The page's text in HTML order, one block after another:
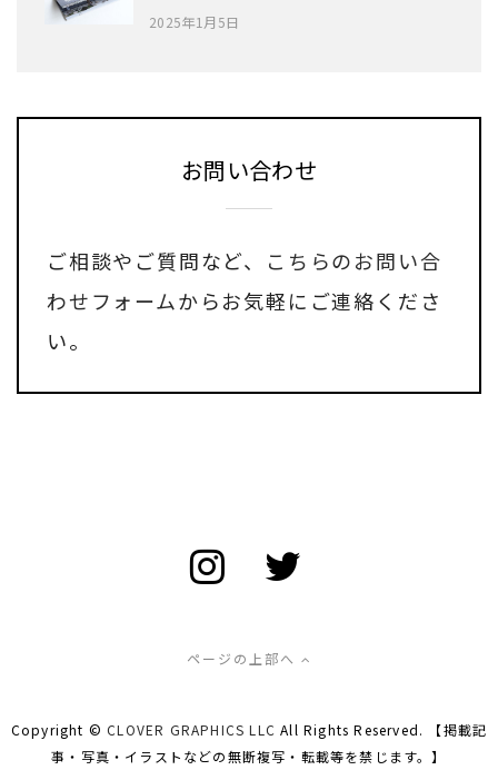
2025年1月5日
お問い合わせ
ご相談やご質問など、
こちらのお問い合
わせフォームからお気軽にご連絡くださ
い。
ページの上部へ
Copyright ©CLOVER GRAPHICS LLC All Rights Reserved. 【掲載記
事・写真・イラストなどの無断複写・転載等を禁じます。】